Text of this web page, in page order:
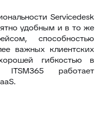
Servicedesk
удобным и в то же
способностью
важных клиентских
гибкостью в
ITSM365 работает